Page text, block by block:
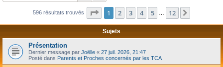
c
596 résultats trouvés Page 1sur12
1 2 3 4 5 12
Sujets
Présentation
Dernier message par Joëlle « 27 juil. 2026, 21:47
Posté dans Parents et Proches concernés par les TCA